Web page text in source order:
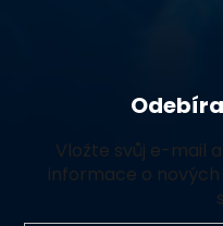
Vložte svůj e-mail
informace o